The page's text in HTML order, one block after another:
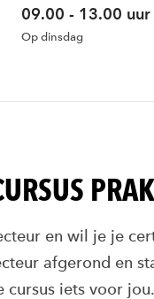
09.00 - 13.00 uur
Op dinsdag
en wil je je
afgerond en
cursus iets voor jou.